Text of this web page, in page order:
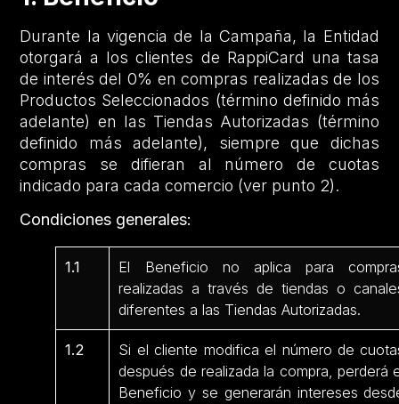
Durante la vigencia de la Campaña, la Entidad
otorgará a los clientes de RappiCard una tasa
de interés del 0% en compras realizadas de los
Productos Seleccionados (término definido más
adelante) en las Tiendas Autorizadas (término
definido más adelante), siempre que dichas
compras se difieran al número de cuotas
indicado para cada comercio (ver punto 2).
Condiciones generales:
1.1
El Beneficio no aplica para
realizadas a través de tiendas o
diferentes a las Tiendas Autorizadas.
1.2
Si el cliente modifica el número de
después de realizada la compra, perderá
Beneficio y se generarán intereses